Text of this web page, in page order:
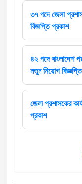
৩৭ পদে জেলা
বিজ্ঞপ্তি প্রকাশ
৪২ পদে বাংলাদেশ
নতুন নিয়োগ
জেলা প্রশাসকের
প্রকাশ